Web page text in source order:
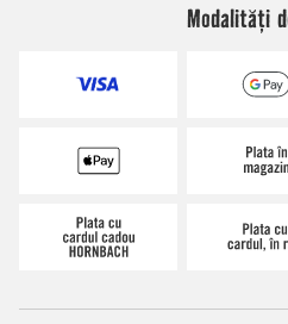
Modalități